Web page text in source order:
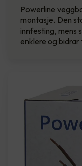
Powerline
montasje. Den
innfesting, mens
enklere og